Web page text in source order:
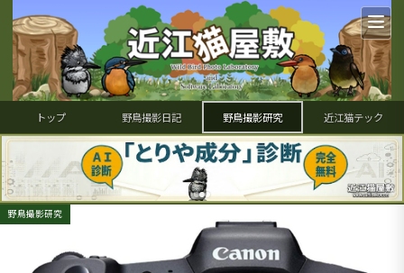
トップ 野鳥撮影日記 野鳥撮影研究 近江猫テック
野鳥撮影研究